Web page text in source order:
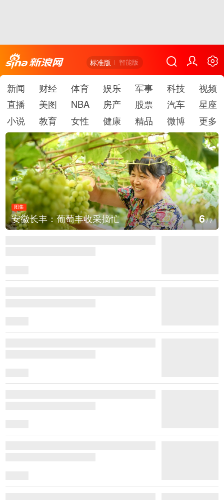
标准版 智能版
新闻 财经 体育 娱乐 军事 科技
视频
直播
美图 NBA 房产 股票 汽车
星座
小说
教育 女性 健康 精品 微博 更多
图集
湖北房县：路畅景美 7/7